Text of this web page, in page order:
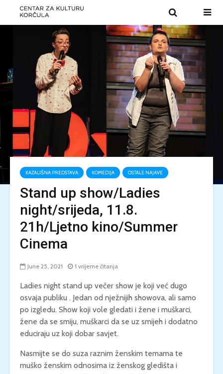
KAZALIŠNA PREDSTAVA KOMEDIJA OSTALE NAJAVE
Stand up show/Ladies
night/srijeda, 11.8.
21h/Ljetno kino/Summer
Cinema
June 25, 2021 1 vrijeme čitanja
Ladies night stand up večer show je koji već dugo
osvaja publiku . Jedan od nježnijih showova, ali samo
po izgledu. Show koji vole gledati i žene i muškarci,
žene da se smiju, muškarci da se uz smijeh i dodatno
educiraju uz koji dobar savjet.
Nasmijte se do suza raznim ženskim temama te
muško ženskim odnosima iz ženskog gledišta i